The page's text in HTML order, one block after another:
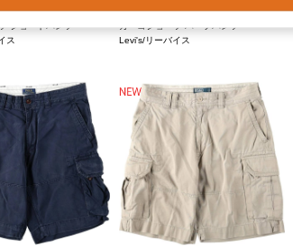
ショートパンツ
ス
メンズW34
カーゴショーツ ハーフパンツ
Levi's/リーバイス